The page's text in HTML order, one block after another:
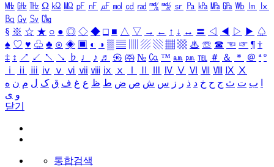
㎒ ㎓ ㎔ Ω ㏀ ㏁ ㎊ ㎋ ㎌ ㏖ ㏅ ㎭ ㎮ ㎯ ㏛ ㎩ ㎪ ㎫ ㎬ ㏝ ㏐
㏓
㏃ ㏉ ㏜ ㏆
§ ※ ☆ ★ ○ ● ◎ ◇ ◆ □ ■ △ ▽ → ← ↑ ↓ ↔ 〓 ◁ ◀ ▷ ▶ ♤
♠ ♡ ♥ ♧ ♣ ⊙ ◈ ▣ ◐ ◑ ▒ ▤ ▨ ▧ ▦ ▩ ♨ ☏ ☎ ☜ ☞ ¶ †
‡ ↕ ↗ ↙ ↖ ↘ ♭ ♩ ♪ ♬ ㉿ ㈜ № ㏇ ™ ㏂ ㏘ ℡ ＃ ＆ ＊ ＠ ª º
ⅰ
ⅱ ⅲ ⅳ ⅴ ⅵ ⅶ ⅷ ⅸ ⅹ Ⅳ Ⅴ Ⅵ Ⅶ Ⅷ Ⅸ Ⅹ
ب ت ث ج ح خ د ذ ر ز س ش ص ض ط ظ ع غ ف ق ک ل م ن ه
و ی
닫기
통합검색